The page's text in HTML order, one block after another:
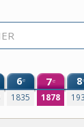
6e
1835
7e
1878
8